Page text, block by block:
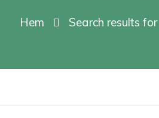
Hem Search results